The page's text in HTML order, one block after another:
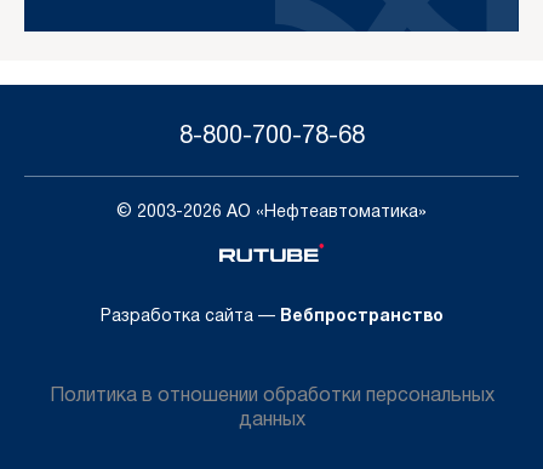
8-800-700-78-68
© 2003-2026 АО «Нефтеавтоматика»
Разработка сайта — Вебпространство
Политика в отношении обработки персональных
данных